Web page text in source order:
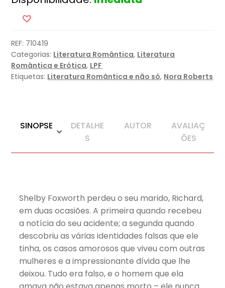
REF: 710419
Categorias: Literatura Romântica, Literatura
Romântica e Erótica, LPF
Etiquetas: Literatura Romântica e não só, Nora Roberts
SINOPSE
DETALHE
S
AUTOR
AVALIAÇ
ÕES
Shelby Foxworth perdeu o seu marido, Richard,
em duas ocasiões. A primeira quando recebeu
a notícia do seu acidente; a segunda quando
descobriu as várias identidades falsas que ele
tinha, os casos amorosos que viveu com outras
mulheres e a impressionante dívida que lhe
deixou. Tudo era falso, e o homem que ela